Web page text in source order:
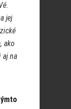
jej
ako
aj na